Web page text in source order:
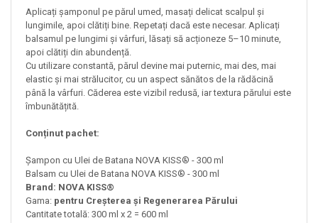
Aplicați șamponul pe părul umed, masați delicat scalpul și
lungimile, apoi clătiți bine. Repetați dacă este necesar. Aplicați
balsamul pe lungimi și vârfuri, lăsați să acționeze 5–10 minute,
apoi clătiți din abundență.
Cu utilizare constantă, părul devine mai puternic, mai des, mai
elastic și mai strălucitor, cu un aspect sănătos de la rădăcină
până la vârfuri. Căderea este vizibil redusă, iar textura părului este
îmbunătățită.
Conținut pachet:
Șampon cu Ulei de Batana NOVA KISS® - 300 ml
Balsam cu Ulei de Batana NOVA KISS® - 300 ml
Brand: NOVA KISS®
Gama: pentru Creșterea și Regenerarea Părului
Cantitate totală: 300 ml x 2 = 600 ml